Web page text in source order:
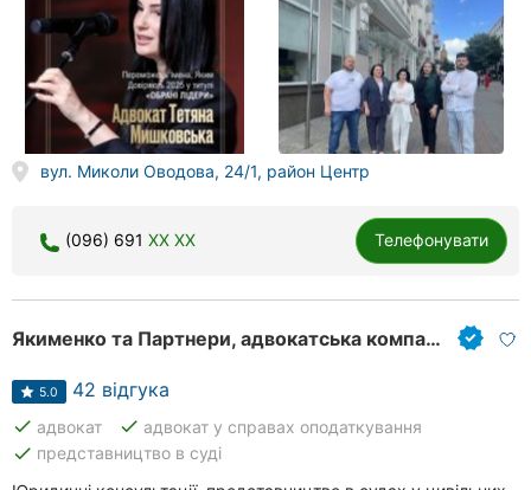
вул. Миколи Оводова, 24/1, район Центр
(096) 691 XX XX Телефонувати
Якименко та Партнери, адвокатська компанія
5.0 42 відгука
done адвокат done адвокат у справах оподаткування
done представництво в суді